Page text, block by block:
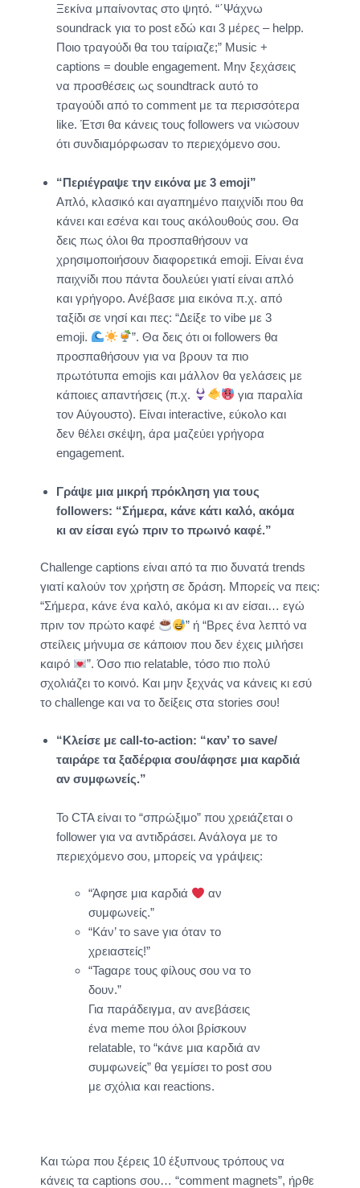
Ξεκίνα μπαίνοντας στο ψητό. “΄Ψάχνω
soundrack για το post εδώ και 3 μέρες – helpp.
Ποιο τραγούδι θα του ταίριαζε;” Music +
captions = double engagement. Μην ξεχάσεις
να προσθέσεις ως soundtrack αυτό το
τραγούδι από το comment με τα περισσότερα
like. Έτσι θα κάνεις τους followers να νιώσουν
ότι συνδιαμόρφωσαν το περιεχόμενο σου.
“Περιέγραψε την εικόνα με 3 emoji”
Απλό, κλασικό και αγαπημένο παιχνίδι που θα
κάνει και εσένα και τους ακόλουθούς σου. Θα
δεις πως όλοι θα προσπαθήσουν να
χρησιμοποιήσουν διαφορετικά emoji. Είναι ένα
παιχνίδι που πάντα δουλεύει γιατί είναι απλό
και γρήγορο. Ανέβασε μια εικόνα π.χ. από
ταξίδι σε νησί και πες: “Δείξε το vibe με 3
emoji.
”. Θα δεις ότι οι followers θα
προσπαθήσουν για να βρουν τα πιο
πρωτότυπα emojis και μάλλον θα γελάσεις με
κάποιες απαντήσεις (π.χ.
για παραλία
τον Αύγουστο). Είναι interactive, εύκολο και
δεν θέλει σκέψη, άρα μαζεύει γρήγορα
engagement.
Γράψε μια μικρή πρόκληση για τους
followers: “Σήμερα, κάνε κάτι καλό, ακόμα
κι αν είσαι εγώ πριν το πρωινό καφέ.”
Challenge captions είναι από τα πιο δυνατά trends
γιατί καλούν τον χρήστη σε δράση. Μπορείς να πεις:
“Σήμερα, κάνε ένα καλό, ακόμα κι αν είσαι… εγώ
πριν τον πρώτο καφέ
” ή “Βρες ένα λεπτό να
στείλεις μήνυμα σε κάποιον που δεν έχεις μιλήσει
καιρό
”. Όσο πιο relatable, τόσο πιο πολύ
σχολιάζει το κοινό. Και μην ξεχνάς να κάνεις κι εσύ
το challenge και να το δείξεις στα stories σου!
“Κλείσε με call‑to‑action: “καν’ το save/
ταιράρε τα ξαδέρφια σου/άφησε μια καρδιά
αν συμφωνείς.”
Το CTA είναι το “σπρώξιμο” που χρειάζεται ο
follower για να αντιδράσει. Ανάλογα με το
περιεχόμενο σου, μπορείς να γράψεις:
“Άφησε μια καρδιά
αν
συμφωνείς.”
“Κάν’ το save για όταν το
χρειαστείς!”
“Tagαρε τους φίλους σου να το
δουν.”
Για παράδειγμα, αν ανεβάσεις
ένα meme που όλοι βρίσκουν
relatable, το “κάνε μια καρδιά αν
συμφωνείς” θα γεμίσει το post σου
με σχόλια και reactions.
Και τώρα που ξέρεις 10 έξυπνους τρόπους να
κάνεις τα captions σου… “comment magnets”, ήρθε